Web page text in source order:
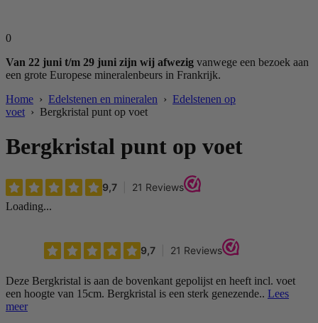
0
Van 22 juni t/m 29 juni zijn wij afwezig vanwege een bezoek aan
een grote Europese mineralenbeurs in Frankrijk.
Home › Edelstenen en mineralen › Edelstenen op
voet › Bergkristal punt op voet
Bergkristal punt op voet
Loading...
Deze Bergkristal is aan de bovenkant gepolijst en heeft incl. voet
een hoogte van 15cm. Bergkristal is een sterk genezende.. Lees
meer